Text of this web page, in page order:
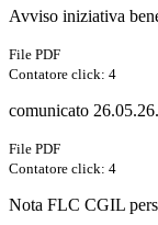
Avviso iniziativa
File PDF
Contatore click: 4
comunicato
File PDF
Contatore click: 4
Nota FLC CGIL